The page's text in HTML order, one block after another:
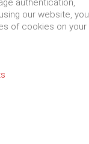
authentication,
our website, you
of cookies on your